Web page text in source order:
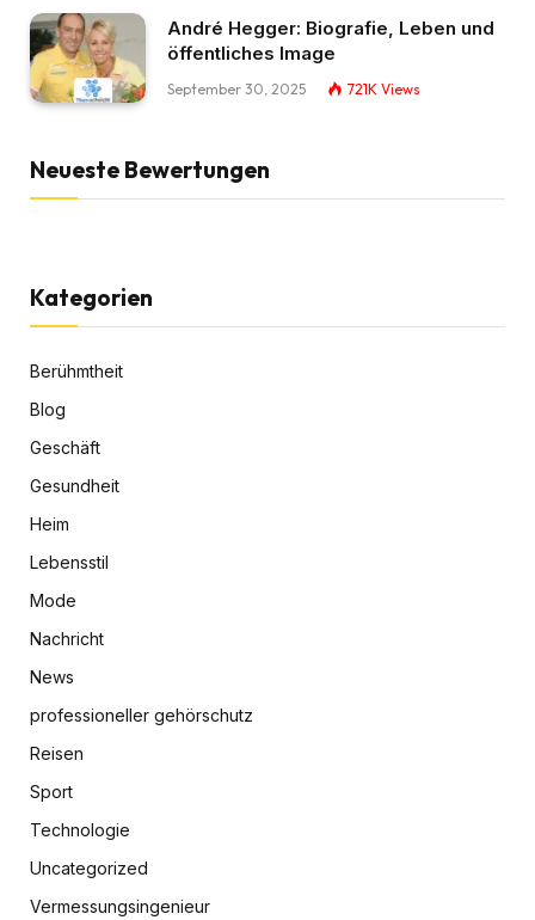
André Hegger: Biografie, Leben und
öffentliches Image
September 30, 2025 721K Views
Neueste Bewertungen
Kategorien
Berühmtheit
Blog
Geschäft
Gesundheit
Heim
Lebensstil
Mode
Nachricht
News
professioneller gehörschutz
Reisen
Sport
Technologie
Uncategorized
Vermessungsingenieur